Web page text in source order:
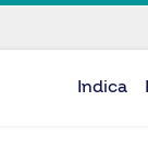
Indica